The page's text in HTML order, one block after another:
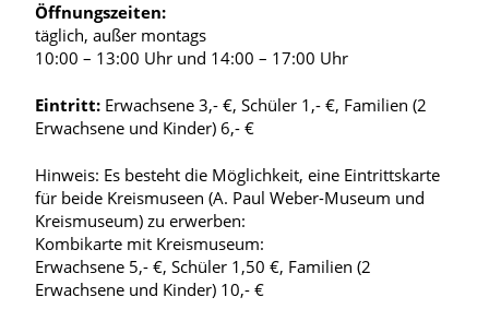
Öffnungszeiten:
täglich, außer montags
10:00 – 13:00 Uhr und 14:00 – 17:00 Uhr
Eintritt: Erwachsene 3,- €, Schüler 1,- €, Familien (2
Erwachsene und Kinder) 6,- €
Hinweis: Es besteht die Möglichkeit, eine Eintrittskarte
für beide Kreismuseen (A. Paul Weber-Museum und
Kreismuseum) zu erwerben:
Kombikarte mit Kreismuseum:
Erwachsene 5,- €, Schüler 1,50 €, Familien (2
Erwachsene und Kinder) 10,- €